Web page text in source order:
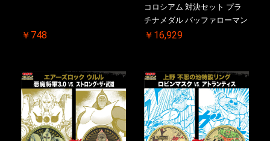
￥748
コロシアム 対決セット プラ
チナメダル バッファローマン
2.0 顎髭 Ver. VS. 光の矢 初回
メダル(非売品)付
￥16,929